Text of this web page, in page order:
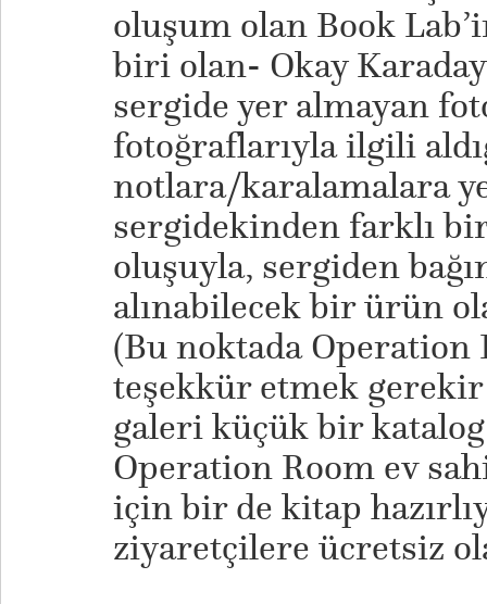
oluşum olan Book
biri olan- Okay
sergide yer almayan
fotoğraflarıyla ilgili
notlara/karalamalara
sergidekinden farklı
oluşuyla, sergiden
alınabilecek bir ürün
(Bu noktada Operation
teşekkür etmek
galeri küçük bir
Operation Room ev
için bir de kitap
ziyaretçilere ücretsiz